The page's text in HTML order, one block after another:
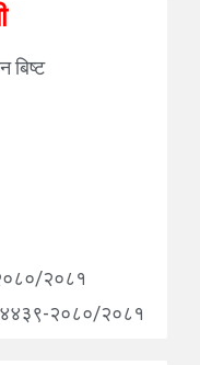
बिष्ट
२०८१
४४३९-२०८०/२०८१